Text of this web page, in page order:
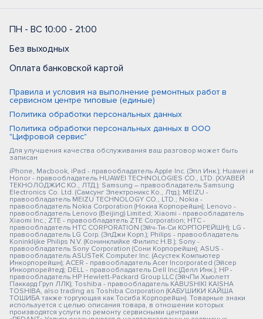
ПН - ВС 10:00 - 21:00
Без выходных
Оплата банковской картой
Правила и условия на выполнение ремонтных работ в
сервисном центре типовые (единые)
Политика обработки персональных данных
Политика обработки персональных данных в ООО
"Цифровой сервис"
Для улучшения качества обслуживания ваш разговор может быть
записан
iPhone, Macbook, iPad - правообладатель Apple Inc. (Эпл Инк.); Huawei и
Honor - правообладатель HUAWEI TECHNOLOGIES CO., LTD. (ХУАВЕЙ
ТЕКНОЛОДЖИС КО., ЛТД.); Samsung – правообладатель Samsung
Electronics Co. Ltd. (Самсунг Электроникс Ко., Лтд.); MEIZU -
правообладатель MEIZU TECHNOLOGY CO., LTD.; Nokia -
правообладатель Nokia Corporation (Нокиа Корпорейшн); Lenovo -
правообладатель Lenovo (Beijing) Limited; Xiaomi - правообладатель
Xiaomi Inc.; ZTE - правообладатель ZTE Corporation; HTC -
правообладатель HTC CORPORATION (Эйч-Ти-Си КОРПОРЕЙШН); LG -
правообладатель LG Corp. (ЭлДжи Корп.); Philips - правообладатель
Koninklijke Philips N.V. (Конинклийке Филипс Н.В.); Sony -
правообладатель Sony Corporation (Сони Корпорейшн); ASUS -
правообладатель ASUSTeK Computer Inc. (Асустек Компьютер
Инкорпорейшн); ACER - правообладатель Acer Incorporated (Эйсер
Инкорпорейтед); DELL - правообладатель Dell Inc.(Делл Инк.); HP -
правообладатель HP Hewlett-Packard Group LLC (ЭйчПи Хьюлетт
Паккард Груп ЛЛК); Toshiba - правообладатель KABUSHIKI KAISHA
TOSHIBA, also trading as Toshiba Corporation (КАБУШИКИ КАЙША
ТОШИБА также торгующая как Тосиба Корпорейшн). Товарные знаки
используется с целью описания товара, в отношении которых
производятся услуги по ремонту сервисными центрами